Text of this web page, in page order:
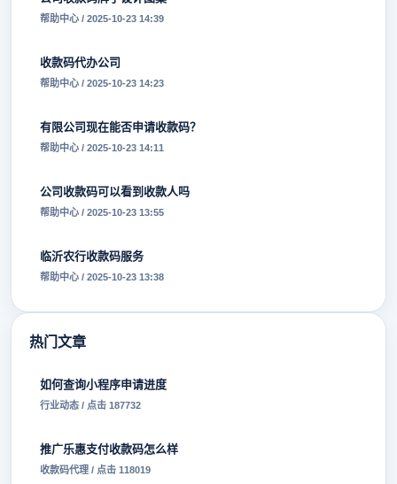
帮助中心 / 2025-10-23 14:39
收款码代办公司
帮助中心 / 2025-10-23 14:23
有限公司现在能否申请收款码？
帮助中心 / 2025-10-23 14:11
公司收款码可以看到收款人吗
帮助中心 / 2025-10-23 13:55
临沂农行收款码服务
帮助中心 / 2025-10-23 13:38
热门文章
如何查询小程序申请进度
行业动态 / 点击 187732
推广乐惠支付收款码怎么样
收款码代理 / 点击 118019